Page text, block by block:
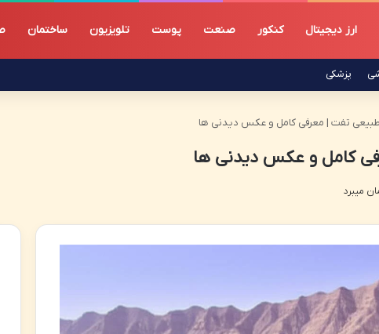
ارز دیجیتال کنکور صنعت پوست تلویزیون ساختمان
پزشکی
تفت | معرفی کامل و عکس دیدنی ها
کامل و عکس دیدنی ها